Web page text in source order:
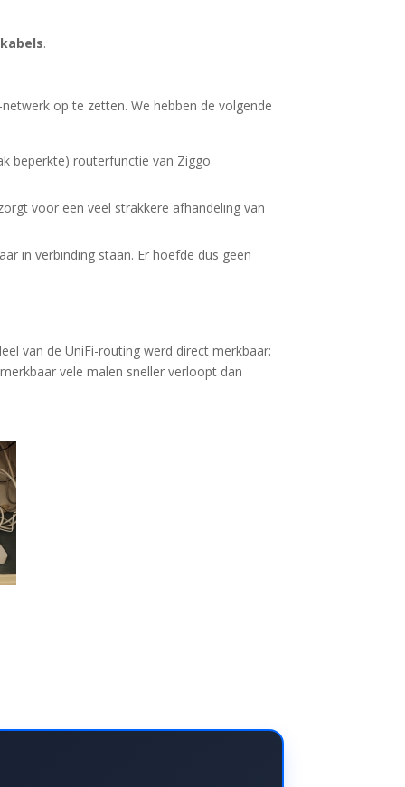
.
op te zetten. We hebben de volgende
beperkte) routerfunctie van Ziggo
voor een veel strakkere afhandeling van
in verbinding staan. Er hoefde dus geen
van de UniFi-routing werd direct merkbaar:
vele malen sneller verloopt dan